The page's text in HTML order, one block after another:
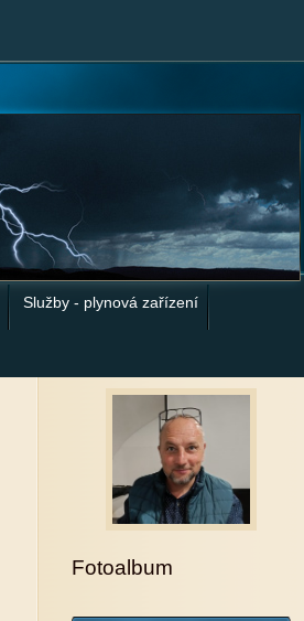
Služby - plynová zařízení
Fotoalbum